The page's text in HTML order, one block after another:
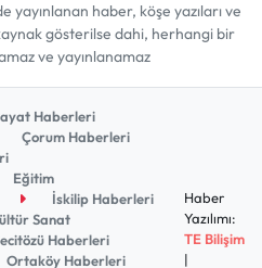
yayınlanan haber, köşe yazıları ve
gösterilse dahi, herhangi bir
ve yayınlanamaz
Haberleri
Çorum Haberleri
Eğitim
İskilip Haberleri
Sanat
Haberleri
Ortaköy Haberleri
Haber
Yazılımı:
TE Bilişim
|